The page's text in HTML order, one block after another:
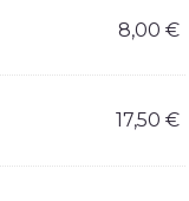
8,00 €
17,50 €